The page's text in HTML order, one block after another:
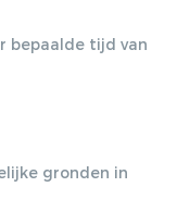
bepaalde tijd van
gronden in